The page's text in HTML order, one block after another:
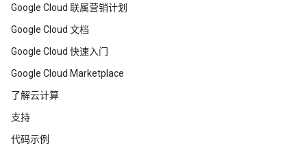
Google Cloud 联属营销计划
Google Cloud 文档
Google Cloud 快速入门
Google Cloud Marketplace
了解云计算
支持
代码示例